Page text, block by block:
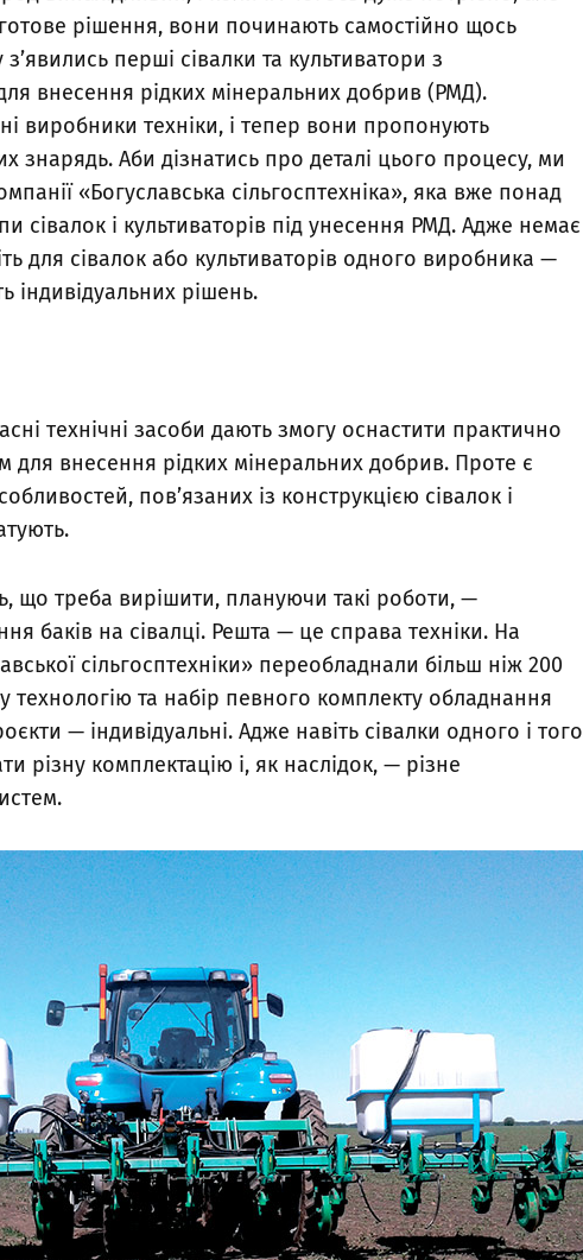
рішення, вони починають самостійно щось
перші сівалки та культиватори з
внесення рідких мінеральних добрив (РМД).
виробники техніки, і тепер вони пропонують
знарядь. Аби дізнатись про деталі цього процесу, ми
«Богуславська сільгосптехніка», яка вже понад
сівалок і культиваторів під унесення РМД. Адже немає
для сівалок або культиваторів одного виробника —
індивідуальних рішень.
технічні засоби дають змогу оснастити практично
для внесення рідких мінеральних добрив. Проте є
пов’язаних із конструкцією сівалок і
що треба вирішити, плануючи такі роботи, —
баків на сівалці. Решта — це справа техніки. На
сільгосптехніки» переобладнали більш ніж 200
технологію та набір певного комплекту обладнання
— індивідуальні. Адже навіть сівалки одного і того
різну комплектацію і, як наслідок, — різне